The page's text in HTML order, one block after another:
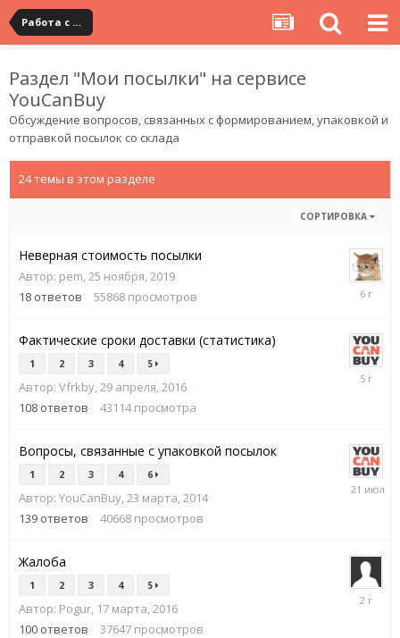
Работа с сервисом самостоятельных покупок YouCanBuy
Раздел "Мои посылки" на сервисе
YouCanBuy
Обсуждение вопросов, связанных с формированием, упаковкой и
отправкой посылок со склада
24 темы в этом разделе
СОРТИРОВКА
Неверная стоимость посылки
Автор: pem,25 ноября, 2019
18 ответов 55868 просмотров
Фактические сроки доставки (статистика)
1 2 3 4 5
Автор: Vfrkby,29 апреля, 2016
108 ответов 43114 просмотра
Вопросы, связанные с упаковкой посылок
1 2 3 4 6
Автор: YouCanBuy,23 марта, 2014
139 ответов 40668 просмотров
21
Жалоба
1 2 3 4 5
Автор: Pogur, 17 марта, 2016
100 ответов 37647 просмотров
30